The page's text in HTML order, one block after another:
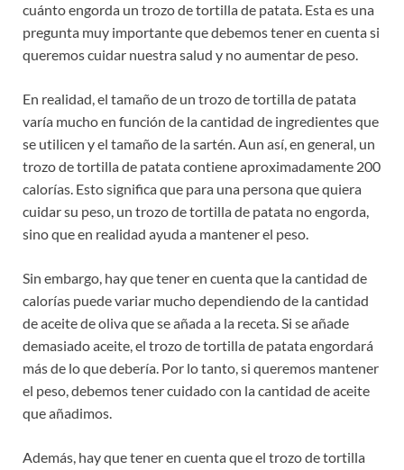
cuánto engorda un trozo de tortilla de patata. Esta es una
pregunta muy importante que debemos tener en cuenta si
queremos cuidar nuestra salud y no aumentar de peso.
En realidad, el tamaño de un trozo de tortilla de patata
varía mucho en función de la cantidad de ingredientes que
se utilicen y el tamaño de la sartén. Aun así, en general, un
trozo de tortilla de patata contiene aproximadamente 200
calorías. Esto significa que para una persona que quiera
cuidar su peso, un trozo de tortilla de patata no engorda,
sino que en realidad ayuda a mantener el peso.
Sin embargo, hay que tener en cuenta que la cantidad de
calorías puede variar mucho dependiendo de la cantidad
de aceite de oliva que se añada a la receta. Si se añade
demasiado aceite, el trozo de tortilla de patata engordará
más de lo que debería. Por lo tanto, si queremos mantener
el peso, debemos tener cuidado con la cantidad de aceite
que añadimos.
Además, hay que tener en cuenta que el trozo de tortilla